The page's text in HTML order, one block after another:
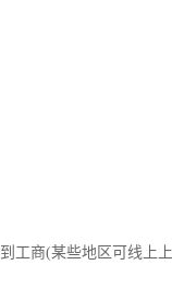
工商(某些地区可线上